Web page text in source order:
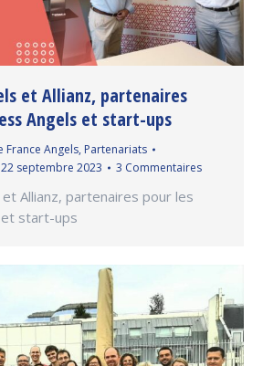
et Allianz, partenaires
Angels et start-ups
France Angels, Partenariats
22 septembre 2023 3 Commentaires
Allianz, partenaires pour les
et start-ups